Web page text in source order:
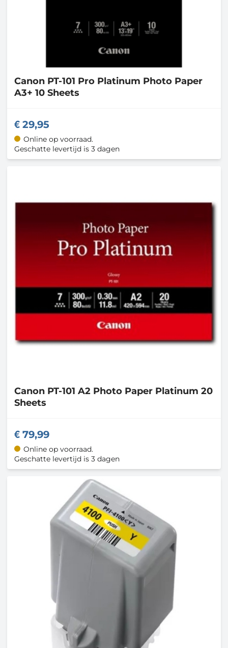
Canon PT-101 Pro Platinum Photo Paper
A3+ 10 Sheets
29,95
Online op voorraad.
Geschatte levertijd is 3 dagen
Canon PT-101 A2 Photo Paper Platinum 20
Sheets
79,99
Online op voorraad.
Geschatte levertijd is 3 dagen